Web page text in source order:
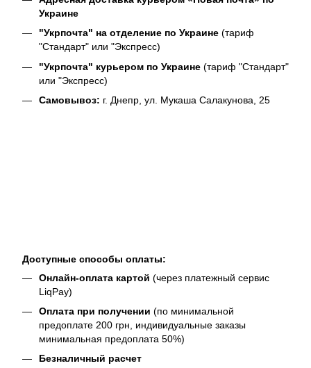
Украине
"Укрпочта" на отделение по Украине (тариф
"Стандарт" или "Экспресс)
"Укрпочта" курьером по Украине (тариф "Стандарт"
или "Экспресс)
Самовывоз: г. Днепр, ул. Мукаша Салакунова, 25
Доступные способы оплаты:
Онлайн-оплата картой (через платежный сервис
LiqPay)
Оплата при получении (по минимальной
предоплате 200 грн, индивидуальные заказы
минимальная предоплата 50%)
Безналичный расчет